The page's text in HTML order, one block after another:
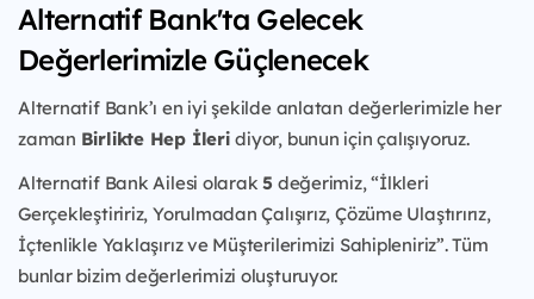
Alternatif Bank'ta Gelecek
Değerlerimizle Güçlenecek
Alternatif Bank’ı en iyi şekilde anlatan değerlerimizle her
zaman Birlikte Hep İleridiyor, bunun için çalışıyoruz.
Alternatif Bank Ailesi olarak5 değerimiz, “İlkleri
Gerçekleştiririz, Yorulmadan Çalışırız, Çözüme Ulaştırırız,
İçtenlikle Yaklaşırız ve Müşterilerimizi Sahipleniriz”. Tüm
bunlar bizim değerlerimizi oluşturuyor.